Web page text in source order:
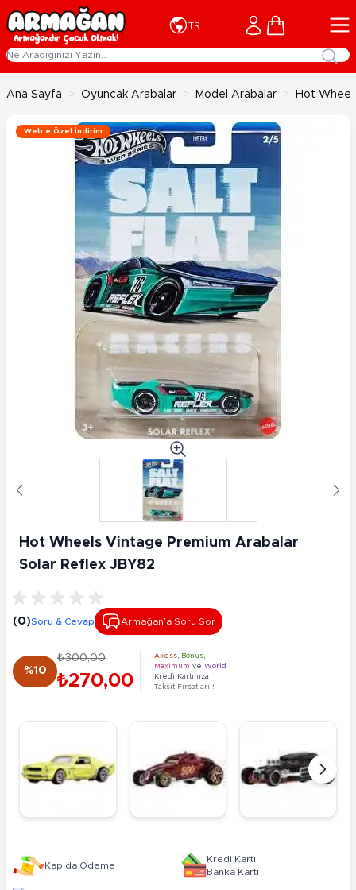
İçeriğe geç
TR Cart
Ana Sayfa > Oyuncak Arabalar > Model Arabalar > Hot
Web'e Özel İndirim
Hot Wheels Vintage Premium Arabalar
Solar Reflex JBY82
(0)Soru & Cevap Armağan’a Soru Sor
%10
₺300,00
₺270,00
Axess Bonus
Maximum ve World
Kredi Kartınıza
Taksit Fırsatları !
Kapıda Ödeme
Kredi Kartı
Banka Kartı